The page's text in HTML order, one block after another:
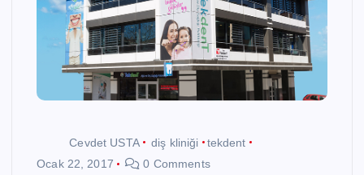
Cevdet USTA diş kliniği
tekdent
Ocak 22, 2017
0 Comments